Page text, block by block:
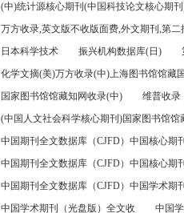
(中)统计源核心期刊(中国科技论文核心期
万方收录,英文版不收版面费,外文期刊,第二
日本科学技术
振兴机构数据库(日)
化学文摘(美)万方收录(中)上海图书馆馆藏
国家图书馆馆藏知网收录(中)
维普收录
(中国人文社会科学核心期刊)国家图书馆馆
中国期刊全文数据库（CJFD）中国核心期
中国期刊全文数据库（CJFD）中国核心期
中国期刊全文数据库（CJFD）中国学术期
中国学术期刊（光盘版）全文收
中国